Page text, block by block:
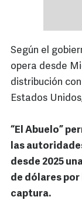
Según el
opera desde
distribución
Estados
“El Abuelo”
las
desde 2025
de dólares
captura.